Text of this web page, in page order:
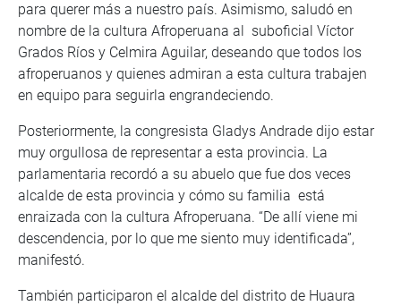
para querer más a nuestro país. Asimismo, saludó en
nombre de la cultura Afroperuana al suboficial Víctor
Grados Ríos y Celmira Aguilar, deseando que todos los
afroperuanos y quienes admiran a esta cultura trabajen
en equipo para seguirla engrandeciendo.
Posteriormente, la congresista Gladys Andrade dijo estar
muy orgullosa de representar a esta provincia. La
parlamentaria recordó a su abuelo que fue dos veces
alcalde de esta provincia y cómo su familia está
enraizada con la cultura Afroperuana. “De allí viene mi
descendencia, por lo que me siento muy identificada”,
manifestó.
También participaron el alcalde del distrito de Huaura